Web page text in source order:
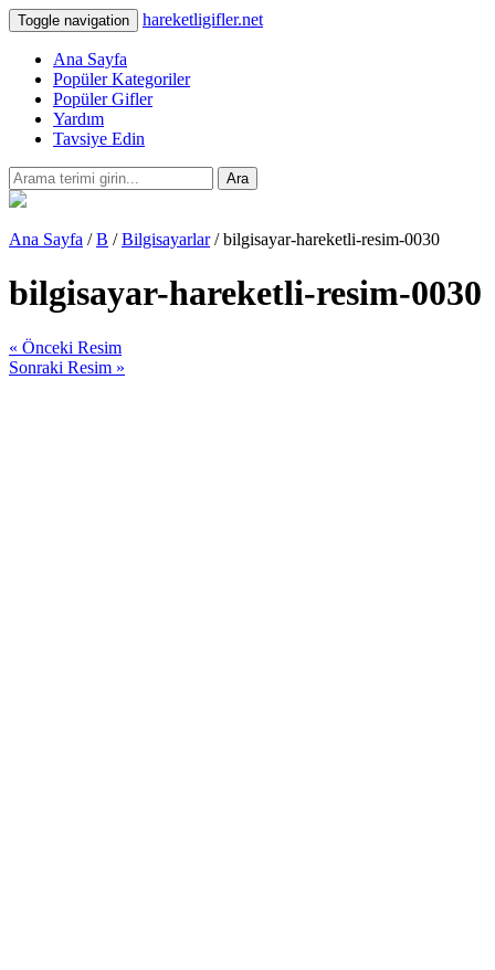
Toggle navigation hareketligifler.net
Ana Sayfa
Popüler Kategoriler
Popüler Gifler
Yardım
Tavsiye Edin
Ara
Ana Sayfa /B /Bilgisayarlar/ bilgisayar-hareketli-resim-0030
bilgisayar-hareketli-resim-0030
« Önceki Resim
Sonraki Resim »